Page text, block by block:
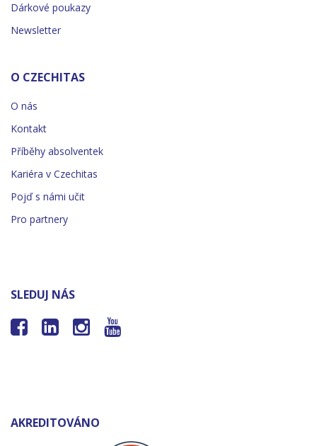
Dárkové poukazy
Newsletter
O CZECHITAS
O nás
Kontakt
Příběhy absolventek
Kariéra v Czechitas
Pojď s námi učit
Pro partnery
SLEDUJ NÁS
   
AKREDITOVÁNO